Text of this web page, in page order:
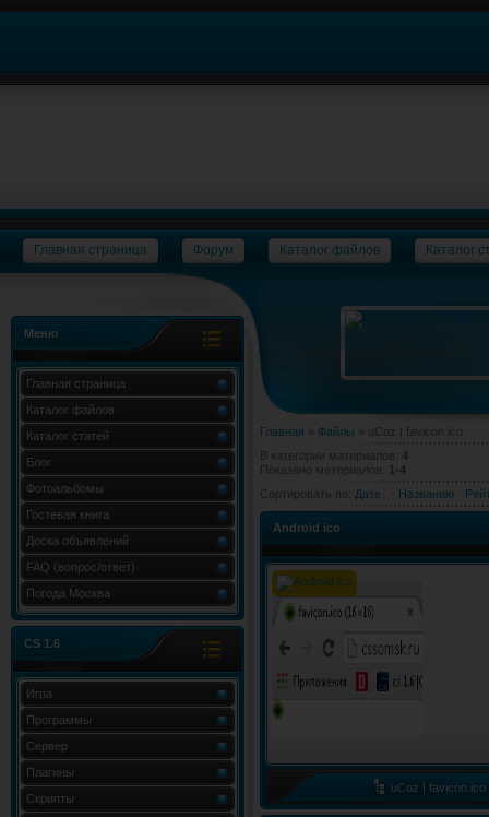
Главная страница Форум Каталог файлов Каталог
Меню
Главная страница
Каталог файлов
Каталог статей
Блог
Фотоальбомы
Гостевая книга
Доска объявлений
FAQ (вопрос/ответ)
Погода Москва
CS 1.6
Игра
Программы
Сервер
Плагины
Скрипты
Главная » Файлы » uCoz | favicon.ico
В категории материалов: 4
Показано материалов: 1-4
Сортировать по : Дате Названию
Android ico
uCoz | favicon.ico